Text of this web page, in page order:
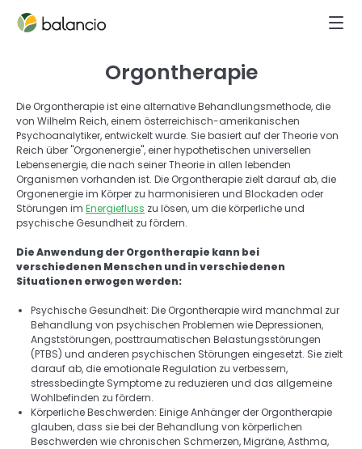
Orgontherapie
Die Orgontherapie ist eine alternative Behandlungsmethode, die
von Wilhelm Reich, einem österreichisch-amerikanischen
Psychoanalytiker, entwickelt wurde. Sie basiert auf der Theorie von
Reich über "Orgonenergie", einer hypothetischen universellen
Lebensenergie, die nach seiner Theorie in allen lebenden
Organismen vorhanden ist. Die Orgontherapie zielt darauf ab, die
Orgonenergie im Körper zu harmonisieren und Blockaden oder
Störungen im Energiefluss zu lösen, um die körperliche und
psychische Gesundheit zu fördern.
Die Anwendung der Orgontherapie kann bei
verschiedenen Menschen und in verschiedenen
Situationen erwogen werden:
Psychische Gesundheit: Die Orgontherapie wird manchmal zur
Behandlung von psychischen Problemen wie Depressionen,
Angststörungen, posttraumatischen Belastungsstörungen
(PTBS) und anderen psychischen Störungen eingesetzt. Sie zielt
darauf ab, die emotionale Regulation zu verbessern,
stressbedingte Symptome zu reduzieren und das allgemeine
Wohlbefinden zu fördern.
Körperliche Beschwerden: Einige Anhänger der Orgontherapie
glauben, dass sie bei der Behandlung von körperlichen
Beschwerden wie chronischen Schmerzen, Migräne, Asthma,